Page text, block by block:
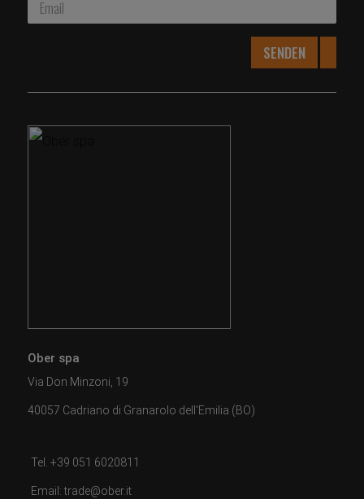
SENDEN
Ober spa
Via Don Minzoni, 19
40057 Cadriano di Granarolo dell'Emilia (BO)
Tel. +39 051 6020811
Email: trade@ober.it